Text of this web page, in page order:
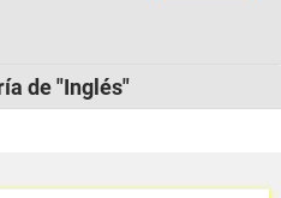
de "Inglés"